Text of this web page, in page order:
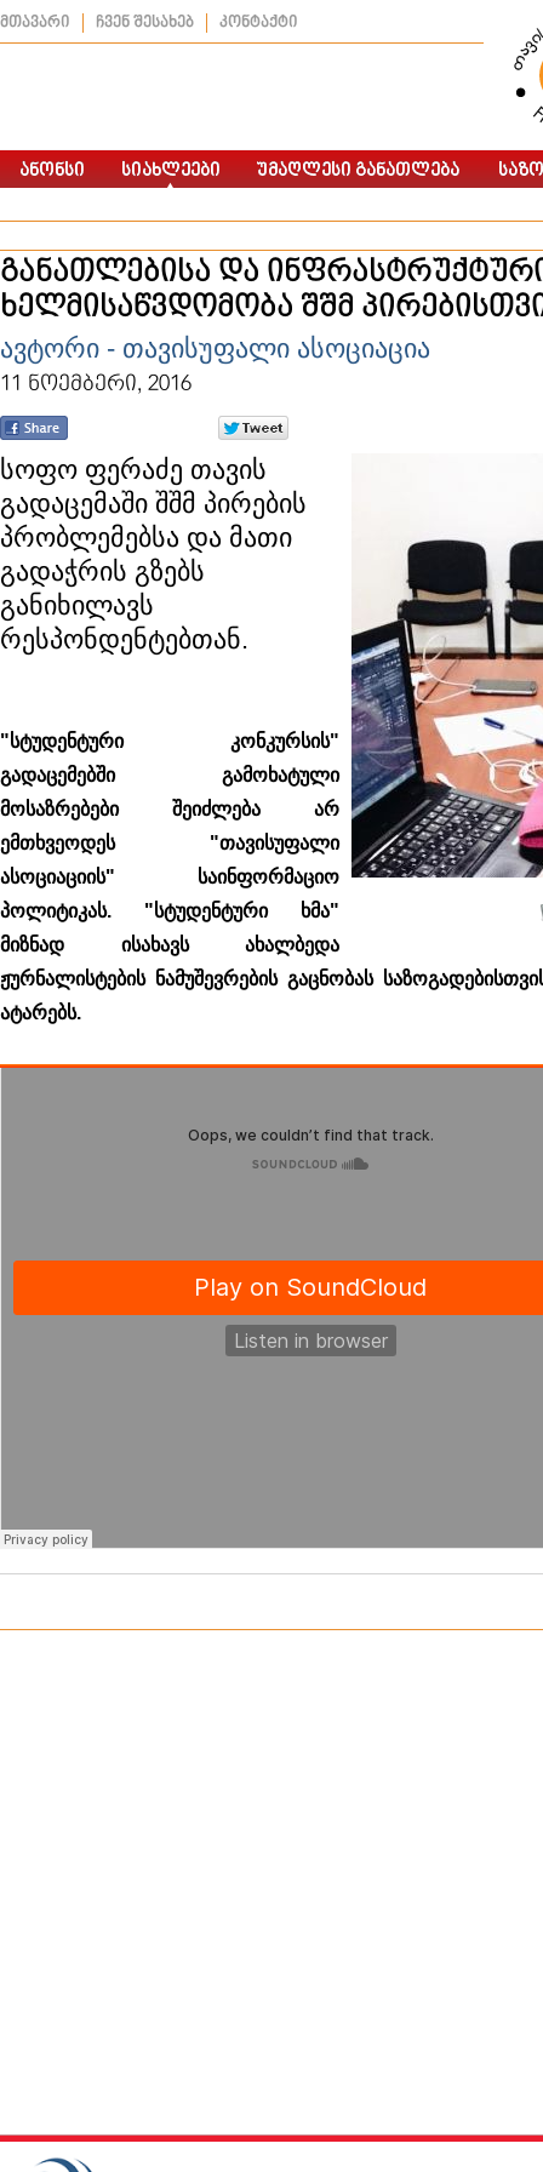
მთავარი ჩვენ შესახებ კონტაქტი
განათლებისა და
ხელმისაწვდომობა შშმ
ავტორი - თავისუფალი ასოციაცია
11 ნოემბერი, 2016
სოფო ფერაძე თავის
გადაცემაში შშმ პირების
პრობლემებსა და მათი
გადაჭრის გზებს
განიხილავს
რესპონდენტებთან.
"სტუდენტური კონკურსის"
გადაცემებში გამოხატული
მოსაზრებები შეიძლება არ
ემთხვეოდეს "თავისუფალი
ასოციაციის" საინფორმაციო
პოლიტიკას. "სტუდენტური ხმა"
მიზნად ისახავს ახალბედა
ჟურნალისტების ნამუშევრების გაცნობას
ატარებს.